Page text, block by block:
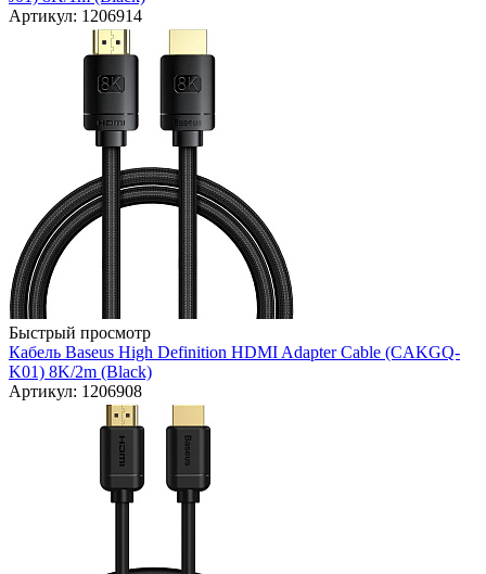
Артикул: 1206914
Быстрый просмотр
Кабель Baseus High Definition HDMI Adapter Cable (CAKGQ-
K01) 8K/2m (Black)
Артикул: 1206908